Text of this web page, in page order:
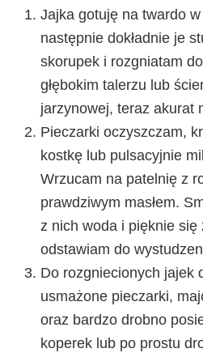
Jajka gotuję na twardo
następnie dokładnie je
skorupek i rozgniatam
głębokim talerzu lub
jarzynowej, teraz akurat
Pieczarki oczyszczam,
kostkę lub pulsacyjnie
Wrzucam na patelnię z
prawdziwym masłem.
z nich woda i pięknie się
odstawiam do
Do rozgniecionych jajek
usmażone pieczarki,
oraz bardzo drobno
koperek lub po prostu